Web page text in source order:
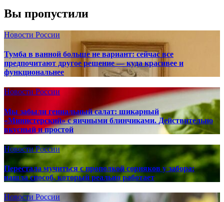
Вы пропустили
Новости России
Тумба в ванной больше не вариант: сейчас все
предпочитают другое решение — куда красивее и
функциональнее
Новости России
Мы забыли гениальный салат: шикарный
«Министерский» с яичными блинчиками. Действительно
вкусный и простой
Новости России
Перестала мучиться с прополкой сорняков у забора:
нашла способ, который реально работает
Новости России